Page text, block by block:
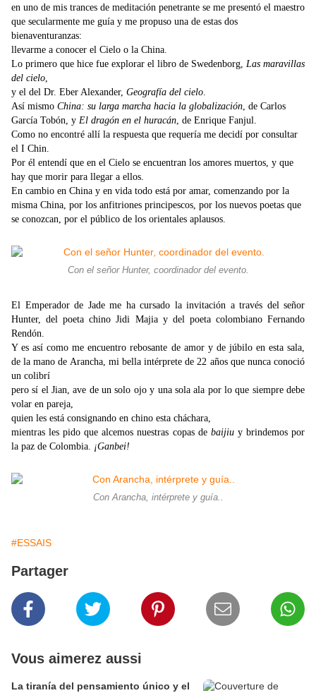
en uno de mis trances de meditación penetrante se me presentó el maestro
que secularmente me guía y me propuso una de estas dos
bienaventuranzas:
llevarme a conocer el Cielo o la China.
Lo primero que hice fue explorar el libro de Swedenborg, Las maravillas
del cielo,
y el del Dr. Eber Alexander, Geografía del cielo.
Así mismo China: su larga marcha hacia la globalización, de Carlos
García Tobón, y El dragón en el huracán, de Enrique Fanjul.
Como no encontré allí la respuesta que requería me decidí por consultar
el I Chin.
Por él entendí que en el Cielo se encuentran los amores muertos, y que
hay que morir para llegar a ellos.
En cambio en China y en vida todo está por amar, comenzando por la
misma China, por los anfitriones principescos, por los nuevos poetas que
se conozcan, por el público de los orientales aplausos.
Con el señor Hunter, coordinador del evento.
El Emperador de Jade me ha cursado la invitación a través del señor
Hunter, del poeta chino Jidi Majia y del poeta colombiano Fernando
Rendón.
Y es así como me encuentro rebosante de amor y de júbilo en esta sala,
de la mano de Arancha, mi bella intérprete de 22 años que nunca conoció
un colibrí
pero sí el Jian, ave de un solo ojo y una sola ala por lo que siempre debe
volar en pareja,
quien les está consignando en chino esta cháchara,
mientras les pido que alcemos nuestras copas de baijiuy brindemos por
la paz de Colombia. ¡Ganbei!
Con Arancha, intérprete y guía..
#ESSAIS
Partager
Vous aimerez aussi
La tiranía del pensamiento único y el